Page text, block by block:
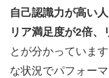
自己認識力が高い
リア満足度が2倍
とが分かっていま
な状況でパフォー